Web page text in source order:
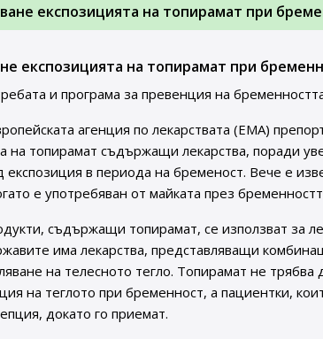
експозицията на топирамат при
експозицията на топирамат при
и програма за превенция на
агенция по лекарствата (ЕМА)
на топирамат съдържащи лекарства, поради
в периода на бременост. Вече е
е употребяван от майката през
съдържащи топирамат, се използват за
има лекарства, представляващи
на телесното тегло. Топирамат не трябва
на теглото при бременност, а пациентки,
докато го приемат.